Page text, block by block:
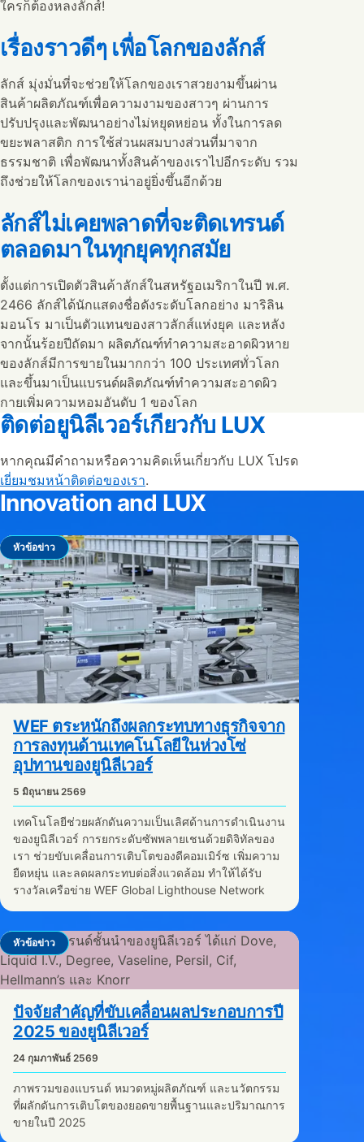
ใครก็ต้องหลงลักส์!
เรื่องราวดีๆ เพื่อโลกของลักส์
ลักส์ มุ่งมั่นที่จะช่วยให้โลกของเราสวยงามขึ้นผ่าน
สินค้าผลิตภัณฑ์เพื่อความงามของสาวๆ ผ่านการ
ปรับปรุงและพัฒนาอย่างไม่หยุดหย่อน ทั้งในการลด
ขยะพลาสติก การใช้ส่วนผสมบางส่วนที่มาจาก
ธรรมชาติ เพื่อพัฒนาทั้งสินค้าของเราไปอีกระดับ รวม
ถึงช่วยให้โลกของเราน่าอยู่ยิ่งขึ้นอีกด้วย
ลักส์ไม่เคยพลาดที่จะติดเทรนด์
ตลอดมาในทุกยุคทุกสมัย
ตั้งแต่การเปิดตัวสินค้าลักส์ในสหรัฐอเมริกาในปี พ.ศ.
2466 ลักส์ได้นักแสดงชื่อดังระดับโลกอย่าง มาริลิน
มอนโร มาเป็นตัวแทนของสาวลักส์แห่งยุค และหลัง
จากนั้นร้อยปีถัดมา ผลิตภัณฑ์ทำความสะอาดผิวหาย
ของลักส์มีการขายในมากกว่า 100 ประเทศทั่วโลก
และขึ้นมาเป็นแบรนด์ผลิตภัณฑ์ทำความสะอาดผิว
กายเพิ่มความหอมอันดับ 1 ของโลก
ติดต่อยูนิลีเวอร์เกี่ยวกับ LUX
หากคุณมีคำถามหรือความคิดเห็นเกี่ยวกับ LUX โปรด
เยี่ยมชมหน้าติดต่อของเรา.
Innovation and LUX
หัวข้อข่าว
WEF ตระหนักถึงผลกระทบทางธุรกิจจาก
การลงทุนด้านเทคโนโลยีในห่วงโซ่
อุปทานของยูนิลีเวอร์
5 มิถุนายน 2569
เทคโนโลยีช่วยผลักดันความเป็นเลิศด้านการดำเนินงาน
ของยูนิลีเวอร์ การยกระดับซัพพลายเชนด้วยดิจิทัลของ
เรา ช่วยขับเคลื่อนการเติบโตของดีคอมเมิร์ซ เพิ่มความ
ยืดหยุ่น และลดผลกระทบต่อสิ่งแวดล้อม ทำให้ได้รับ
รางวัลเครือข่าย WEF Global Lighthouse Network
หัวข้อข่าว
ปัจจัยสำคัญที่ขับเคลื่อนผลประกอบการปี
2025 ของยูนิลีเวอร์
24 กุมภาพันธ์ 2569
ภาพรวมของแบรนด์ หมวดหมู่ผลิตภัณฑ์ และนวัตกรรม
ที่ผลักดันการเติบโตของยอดขายพื้นฐานและปริมาณการ
ขายในปี 2025